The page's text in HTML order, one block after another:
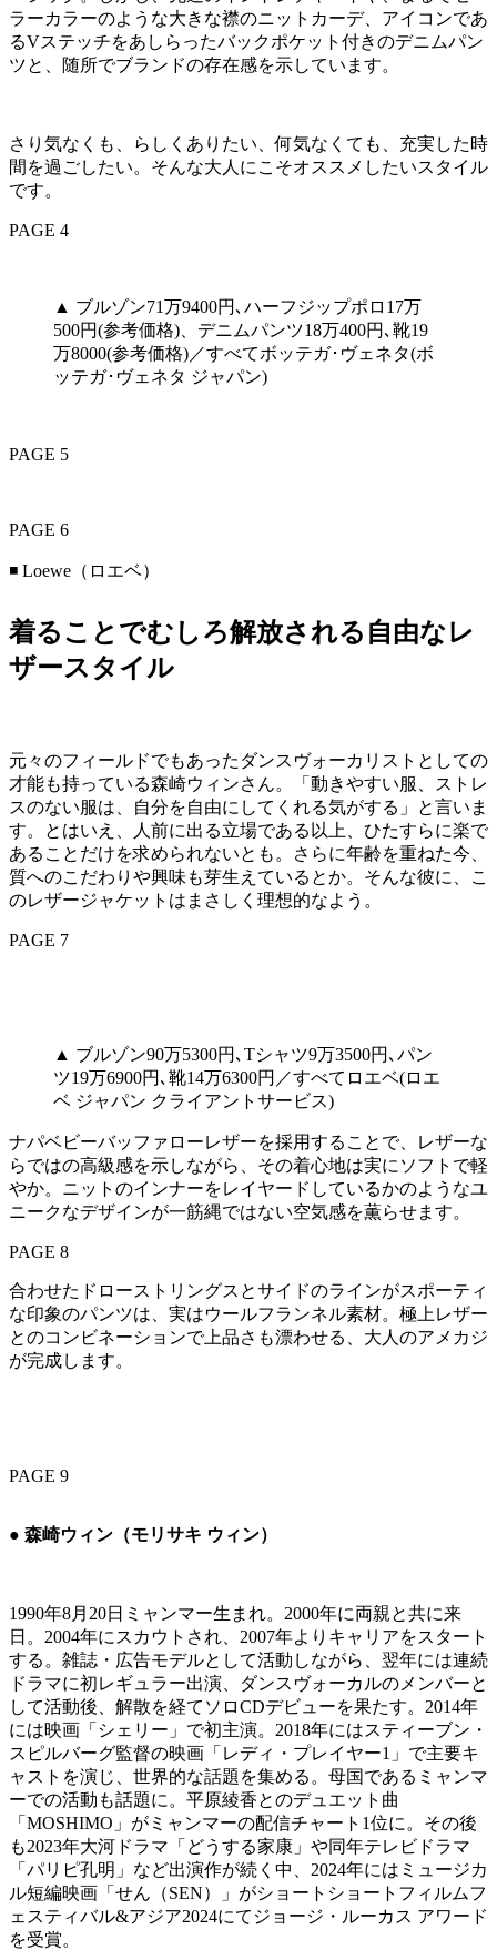
ラーカラーのような大きな襟のニットカーデ、アイコンであ
るVステッチをあしらったバックポケット付きのデニムパン
ツと、随所でブランドの存在感を示しています。
さり気なくも、らしくありたい、何気なくても、充実した時
間を過ごしたい。そんな大人にこそオススメしたいスタイル
です。
PAGE 4
▲ ブルゾン71万9400円､ハーフジップポロ17万
500円(参考価格)、デニムパンツ18万400円､靴19
万8000(参考価格)／すべてボッテガ･ヴェネタ(ボ
ッテガ･ヴェネタ ジャパン)
PAGE 5
PAGE 6
◾️ Loewe（ロエベ）
着ることでむしろ解放される自由なレ
ザースタイル
元々のフィールドでもあったダンスヴォーカリストとしての
才能も持っている森崎ウィンさん。「動きやすい服、ストレ
スのない服は、自分を自由にしてくれる気がする」と言いま
す。とはいえ、人前に出る立場である以上、ひたすらに楽で
あることだけを求められないとも。さらに年齢を重ねた今、
質へのこだわりや興味も芽生えているとか。そんな彼に、こ
のレザージャケットはまさしく理想的なよう。
PAGE 7
▲ ブルゾン90万5300円､Tシャツ9万3500円､パン
ツ19万6900円､靴14万6300円／すべてロエベ(ロエ
ベ ジャパン クライアントサービス)
ナパベビーバッファローレザーを採用することで、レザーな
らではの高級感を示しながら、その着心地は実にソフトで軽
やか。ニットのインナーをレイヤードしているかのようなユ
ニークなデザインが一筋縄ではない空気感を薫らせます。
PAGE 8
合わせたドローストリングスとサイドのラインがスポーティ
な印象のパンツは、実はウールフランネル素材。極上レザー
とのコンビネーションで上品さも漂わせる、大人のアメカジ
が完成します。
PAGE 9
● 森崎ウィン（モリサキ ウィン）
1990年8月20日ミャンマー生まれ。2000年に両親と共に来
日。2004年にスカウトされ、2007年よりキャリアをスタート
する。雑誌・広告モデルとして活動しながら、翌年には連続
ドラマに初レギュラー出演、ダンスヴォーカルのメンバーと
して活動後、解散を経てソロCDデビューを果たす。2014年
には映画「シェリー」で初主演。2018年にはスティーブン・
スピルバーグ監督の映画「レディ・プレイヤー1」で主要キ
ャストを演じ、世界的な話題を集める。母国であるミャンマ
ーでの活動も話題に。平原綾香とのデュエット曲
「MOSHIMO」がミャンマーの配信チャート1位に。その後
も2023年大河ドラマ「どうする家康」や同年テレビドラマ
「パリピ孔明」など出演作が続く中、2024年にはミュージカ
ル短編映画「せん（SEN）」がショートショートフィルムフ
ェスティバル&アジア2024にてジョージ・ルーカス アワード
を受賞。